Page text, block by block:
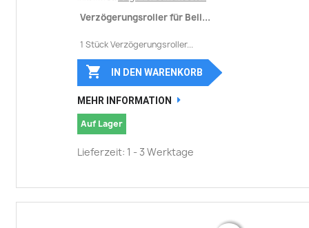
Verzögerungsroller für Bell...
1 Stück Verzögerungsroller...
 IN DEN WARENKORB
MEHR INFORMATION
Auf Lager
Lieferzeit: 1 - 3 Werktage